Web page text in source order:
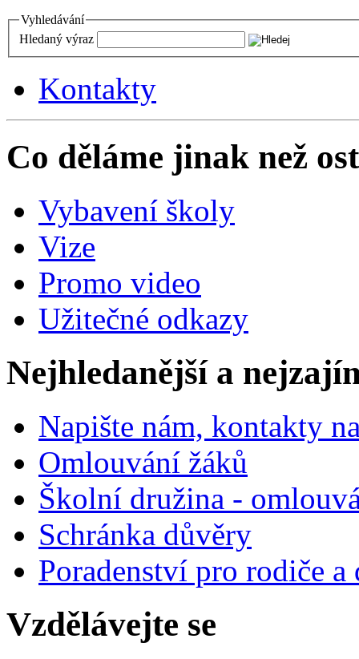
Vyhledávání
Hledaný výraz
Kontakty
Co děláme jinak než
Vybavení školy
Vize
Promo video
Užitečné odkazy
Nejhledanější a
Napište nám, kontakty
Omlouvání žáků
Školní družina -
Schránka důvěry
Poradenství pro rodiče
Vzdělávejte se